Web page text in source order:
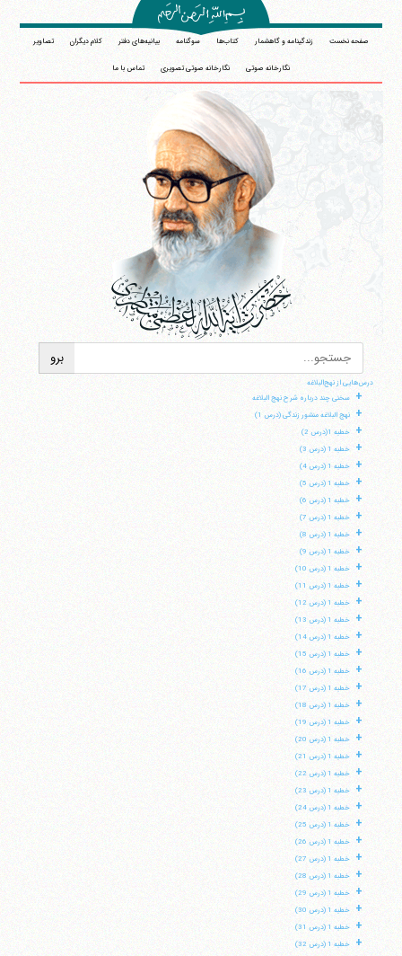
صفحه نخست زندگینامه و گاهشمار کتاب‌ها سوگنامه بیانیه‌های دفتر کلام دیگران تصاویر
نگارخانه صوتی نگارخانه صوتی تصویری تماس با ما
درس‌هایی از نهج‌البلاغه
+ سخنی چند درباره شرح نهج البلاغه
+ نهج البلاغه منشور زندگی (درس 1)
+ خطبه 1(درس 2)
+ خطبه 1 (درس 3)
+ خطبه 1 (درس 4)
+ خطبه 1 (درس 5)
+ خطبه 1 (درس 6)
+ خطبه 1 (درس 7)
+ خطبه 1 (درس 8)
+ خطبه 1 (درس 9)
+ خطبه 1 (درس 10)
+ خطبه 1 (درس 11)
+ خطبه 1 (درس 12)
+ خطبه 1 (درس 13)
+ خطبه 1 (درس 14)
+ خطبه 1 (درس 15)
+ خطبه 1 (درس 16)
+ خطبه 1 (درس 17)
+ خطبه 1 (درس 18)
+ خطبه 1 (درس 19)
+ خطبه 1 (درس 20)
+ خطبه 1 (درس 21)
+ خطبه 1 (درس 22)
+ خطبه 1 (درس 23)
+ خطبه 1 (درس 24)
+ خطبه 1 (درس 25)
+ خطبه 1 (درس 26)
+ خطبه 1 (درس 27)
+ خطبه 1 (درس 28)
+ خطبه 1 (درس 29)
+ خطبه 1 (درس 30)
+ خطبه 1 (درس 31)
+ خطبه 1 (درس 32)